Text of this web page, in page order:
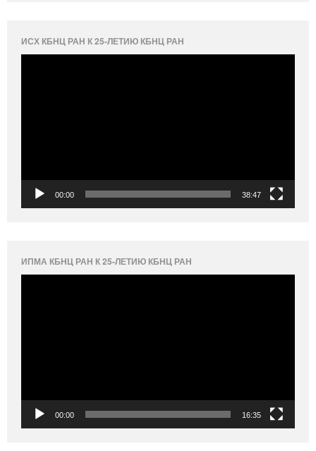
ИСХ КБНЦ РАН К 25-ЛЕТИЮ КБНЦ РАН
00:00 38:47
ИПМА КБНЦ РАН К 25-ЛЕТИЮ КБНЦ РАН
00:00 16:35